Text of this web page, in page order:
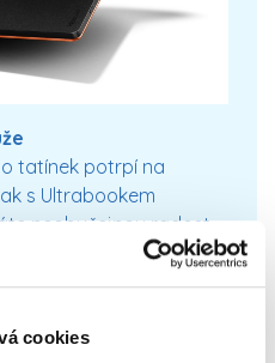
cookies
tatínek potrpí na
s Ultrabookem
neobyčejnou radost.
promyšleným do
výkonem,
jen 21 mm, takže